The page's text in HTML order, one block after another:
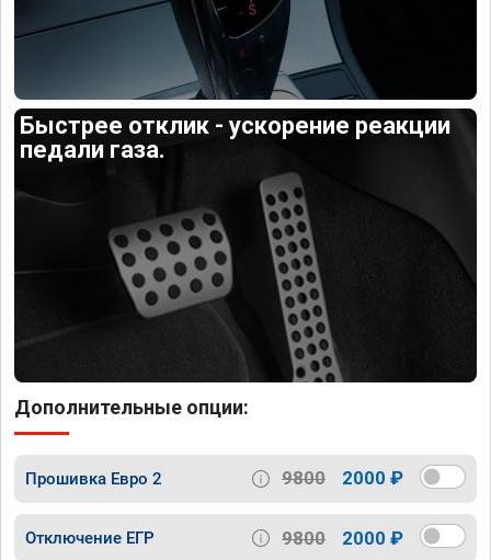
Быстрее отклик - ускорение реакции
педали газа.
Дополнительные опции:
Прошивка Евро 2 9800 2000 ₽
Отключение ЕГР 9800 2000 ₽